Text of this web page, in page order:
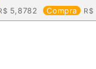
5,8782 Compra